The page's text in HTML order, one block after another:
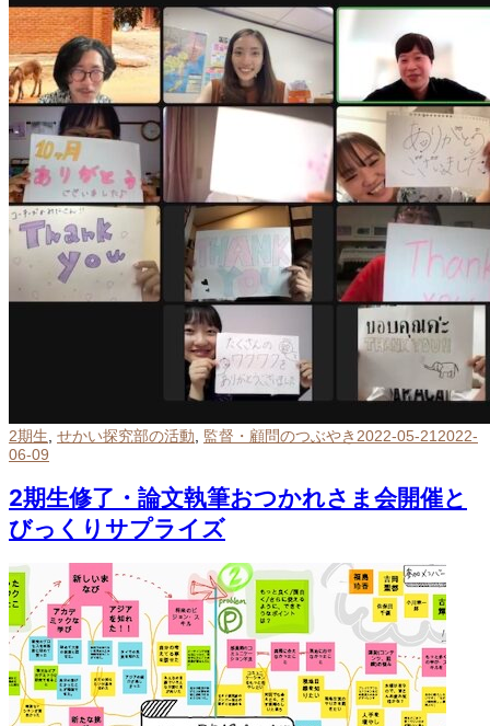
2期生, せかい探究部の活動, 監督・顧問のつぶやき 2022-05-212022-
06-09
2期生修了・論文執筆おつかれさま会開催と
びっくりサプライズ